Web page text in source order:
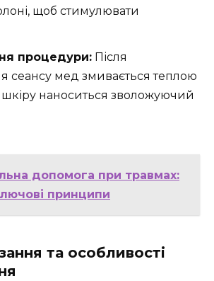
щоб стимулювати
процедури: Після
сеансу мед змивається теплою
шкіру наноситься зволожуючий
допомога при травмах:
принципи
та особливості